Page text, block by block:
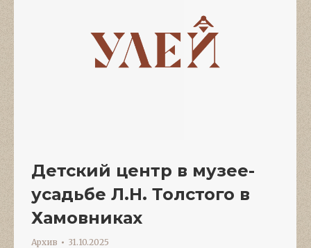
Детский центр в музее-
усадьбе Л.Н. Толстого в
Хамовниках
Архив 31.10.2025